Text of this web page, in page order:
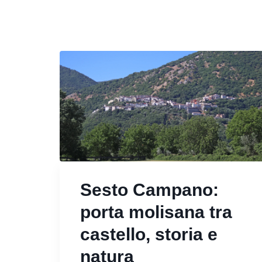
Sesto Campano:
porta molisana tra
castello, storia e
natura